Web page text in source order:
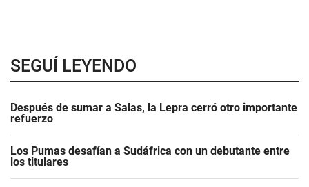
SEGUÍ LEYENDO
Después de sumar a Salas, la Lepra cerró otro importante
refuerzo
Los Pumas desafían a Sudáfrica con un debutante entre
los titulares